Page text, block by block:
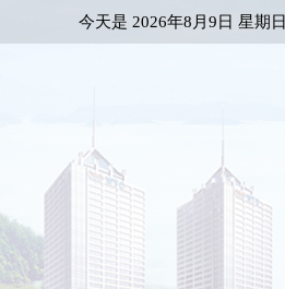
今天是 2026年8月9日 星期日